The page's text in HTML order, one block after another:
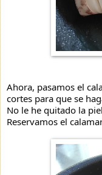
Ahora, pasamos el
cortes para que se
No le he quitado la
Reservamos el